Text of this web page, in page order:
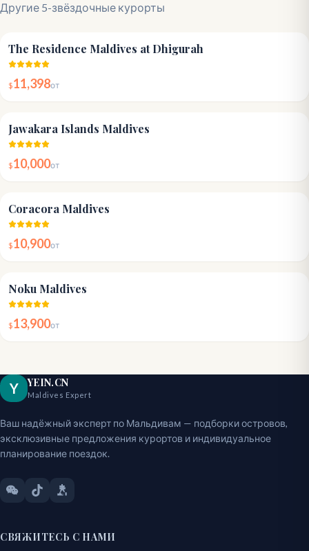
Другие 5-звёздочные курорты
The Residence Maldives at Dhigurah
$11,398от
Jawakara Islands Maldives
$10,000от
Coracora Maldives
$10,900от
Noku Maldives
$13,900от
Y YEIN.CN
Maldives Expert
Ваш надёжный эксперт по Мальдивам — подборки островов,
эксклюзивные предложения курортов и индивидуальное
планирование поездок.
СВЯЖИТЕСЬ С НАМИ